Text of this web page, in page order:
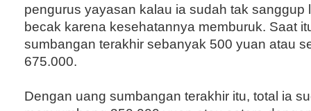
pengurus yayasan kalau ia sudah tak sanggup
becak karena kesehatannya memburuk. Saat
sumbangan terakhir sebanyak 500 yuan atau
675.000.
Dengan uang sumbangan terakhir itu, total ia